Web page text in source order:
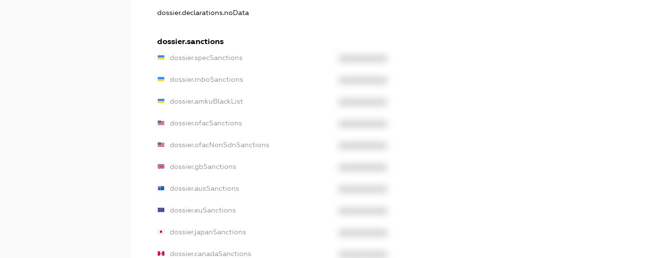
dossier.declarations.noData
dossier.sanctions
dossier.specSanctions
dossier.rnboSanctions
dossier.amkuBlackList
dossier.ofacSanctions
dossier.ofacNonSdnSanctions
dossier.gbSanctions
dossier.ausSanctions
dossier.euSanctions
dossier.japanSanctions
dossier.canadaSanctions